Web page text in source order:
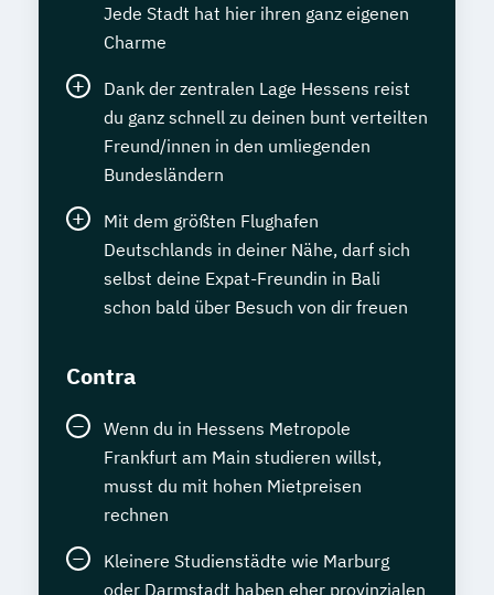
Jede Stadt hat hier ihren ganz eigenen
Charme
Dank der zentralen Lage Hessens reist
du ganz schnell zu deinen bunt verteilten
Freund/innen in den umliegenden
Bundesländern
Mit dem größten Flughafen
Deutschlands in deiner Nähe, darf sich
selbst deine Expat-Freundin in Bali
schon bald über Besuch von dir freuen
Contra
Wenn du in Hessens Metropole
Frankfurt am Main studieren willst,
musst du mit hohen Mietpreisen
rechnen
Kleinere Studienstädte wie Marburg
oder Darmstadt haben eher provinzialen